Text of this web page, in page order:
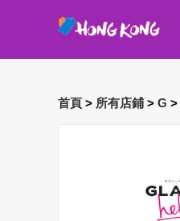
首頁 > 所有店鋪 > G >